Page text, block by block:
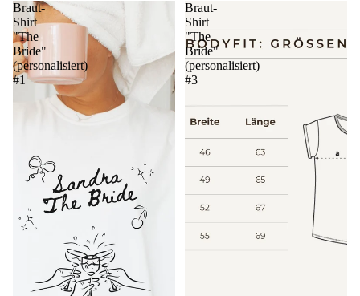
Braut-
Shirt
"The
Bride"
(personalisiert)
#1
Braut-
Shirt
"The
Bride"
(personalisiert)
#3